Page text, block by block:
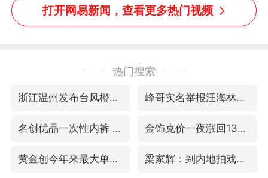
教！
打开网易新闻，查看更多热门视频
热门搜索
浙江温州发布台风橙色预警信号 峰哥实名举报汪海林偷税漏税
名创优品一次性内裤 颜面尽失 金饰克价一夜涨回1300元
黄金创今年来最大单周涨幅 梁家辉：到内地拍戏不是北上是回归